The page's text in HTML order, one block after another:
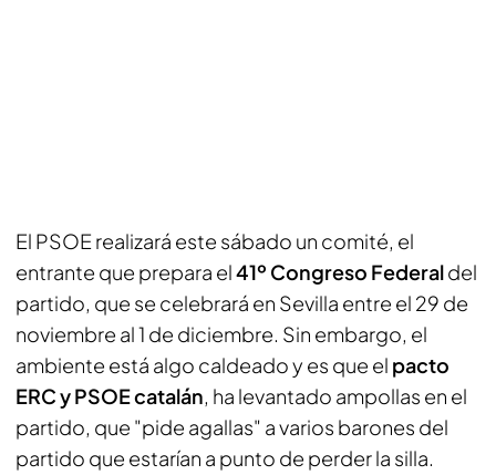
El PSOE realizará este sábado un comité, el
entrante que prepara el41º Congreso Federaldel
partido, que se celebrará en Sevilla entre el 29 de
noviembre al 1 de diciembre. Sin embargo, el
ambiente está algo caldeado y es que el pacto
ERC y PSOE catalán, ha levantado ampollas en el
partido, que "pide agallas" a varios barones del
partido que estarían a punto de perder la silla.